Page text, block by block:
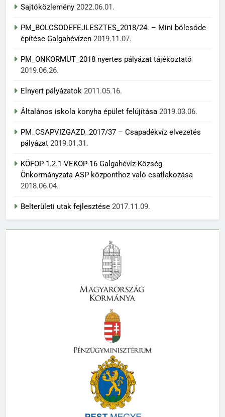
Sajtóközlemény 2022.06.01.
PM_BOLCSODEFEJLESZTES_2018/24. – Mini bölcsőde
építése Galgahévízen 2019.11.07.
PM_ONKORMUT_2018 nyertes pályázat tájékoztató
2019.06.26.
Elnyert pályázatok 2011.05.16.
Általános iskola konyha épület felújítása 2019.03.06.
PM_CSAPVIZGAZD_2017/37 – Csapadékvíz elvezetés
pályázat 2019.01.31.
KÖFOP-1.2.1-VEKOP-16 Galgahévíz Község
Önkormányzata ASP központhoz való csatlakozása
2018.06.04.
Belterületi utak fejlesztése 2017.11.09.